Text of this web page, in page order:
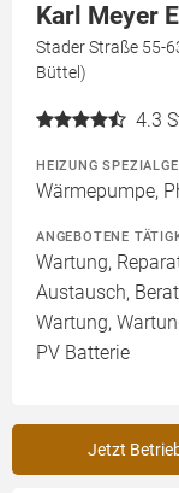
Karl Meyer
Stader Straße 55-
Büttel)
4.3
HEIZUNG
Wärmepumpe,
ANGEBOTENE
Wartung,
Austausch,
Wartung,
PV Batterie
Jetzt